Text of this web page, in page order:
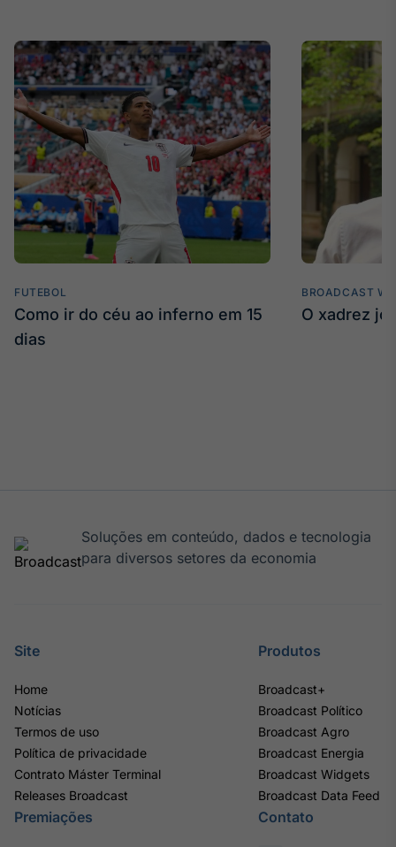
FUTEBOL
Como ir do céu ao inferno em 15
dias
BROADCAST
O xadrez
Soluções em conteúdo, dados e tecnologia
para diversos setores da economia
Site
Home
Notícias
Termos de uso
Política de privacidade
Contrato Máster Terminal
Releases Broadcast
Produtos
Broadcast+
Broadcast Político
Broadcast Agro
Broadcast Energia
Broadcast Widgets
Broadcast Data Feed
Premiações Contato